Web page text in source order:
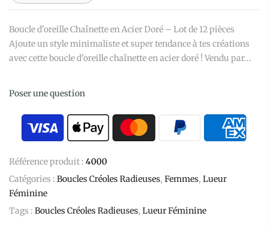
Boucle d'oreille Chaînette en Acier Doré – Lot de 12 pièces
Ajoute un style minimaliste et super tendance à tes créations
avec cette boucle d'oreille chaînette en acier doré ! Vendu par...
Poser une question
Référence produit : 4000
Catégories : Boucles Créoles Radieuses, Femmes, Lueur
Féminine
Tags : Boucles Créoles Radieuses, Lueur Féminine